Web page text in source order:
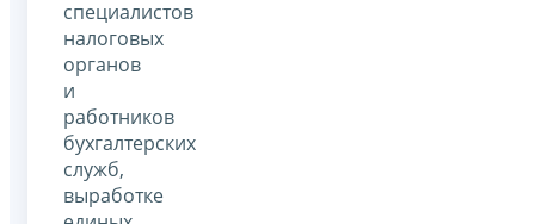
специалистов
налоговых
органов
и
работников
бухгалтерских
служб,
выработке